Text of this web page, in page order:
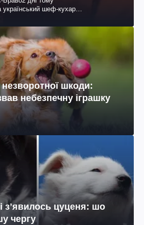
український шеф-кухар
шкоди:
небезпечну іграшку
зʼявилось цуценя: шо
чергу